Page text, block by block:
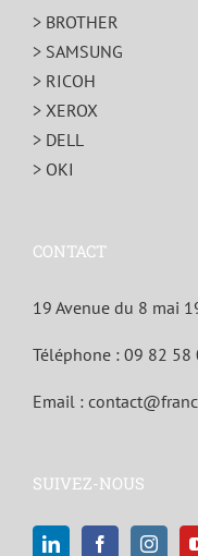
> BROTHER
> SAMSUNG
> RICOH
> XEROX
> DELL
> OKI
CONTACT
19 Avenue du 8 mai
Téléphone : 09 82 58
Email :
SUIVEZ-NOUS